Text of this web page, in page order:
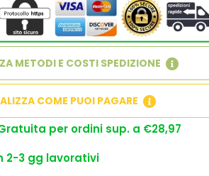
METODI E COSTI SPEDIZIONE
COME PUOI PAGARE
per ordini sup. a €28,97
2-3 gg lavorativi